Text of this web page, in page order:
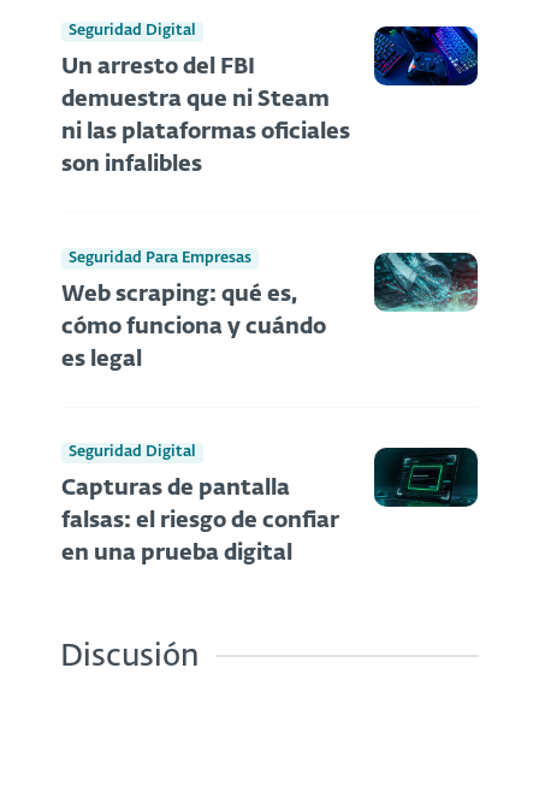
Seguridad Digital
Un arresto del FBI
demuestra que ni Steam
ni las plataformas oficiales
son infalibles
Seguridad Para Empresas
Web scraping: qué es,
cómo funciona y cuándo
es legal
Seguridad Digital
Capturas de pantalla
falsas: el riesgo de confiar
en una prueba digital
Discusión